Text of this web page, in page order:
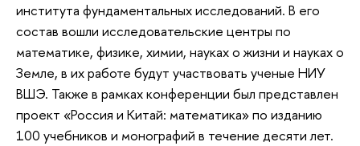
института фундаментальных исследований. В его
состав вошли исследовательские центры по
математике, физике, химии, науках о жизни и науках о
Земле, в их работе будут участвовать ученые НИУ
ВШЭ. Также в рамках конференции был представлен
проект «Россия и Китай: математика» по изданию
100 учебников и монографий в течение десяти лет.